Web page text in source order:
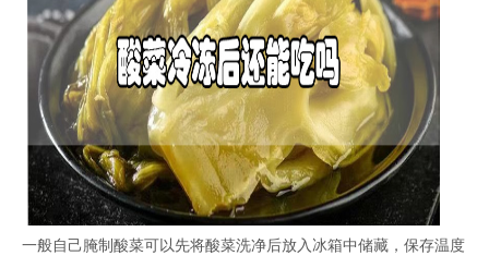
一般自己腌制酸菜可以先将酸菜洗净后放入冰箱中储藏，保存温度